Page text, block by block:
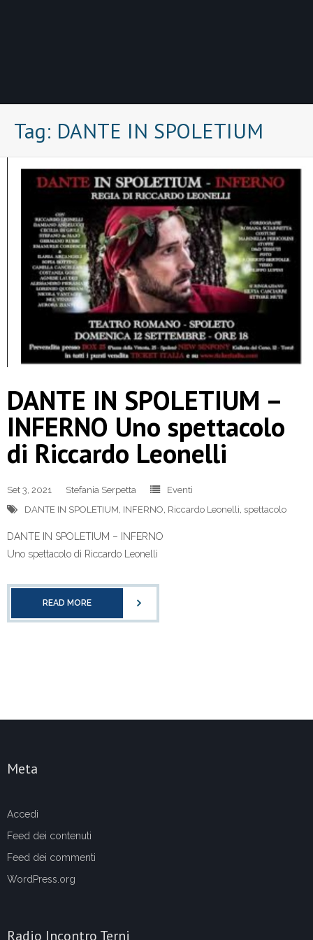
Tag: DANTE IN SPOLETIUM
DANTE IN SPOLETIUM –
INFERNO Uno spettacolo
di Riccardo Leonelli
Set 3, 2021 Stefania Serpetta
Eventi
DANTE IN SPOLETIUM, INFERNO, Riccardo Leonelli, spettacolo
DANTE IN SPOLETIUM – INFERNO
Uno spettacolo di Riccardo Leonelli
READ MORE
Meta
Accedi
Feed dei contenuti
Feed dei commenti
WordPress.org
Radio Incontro Terni